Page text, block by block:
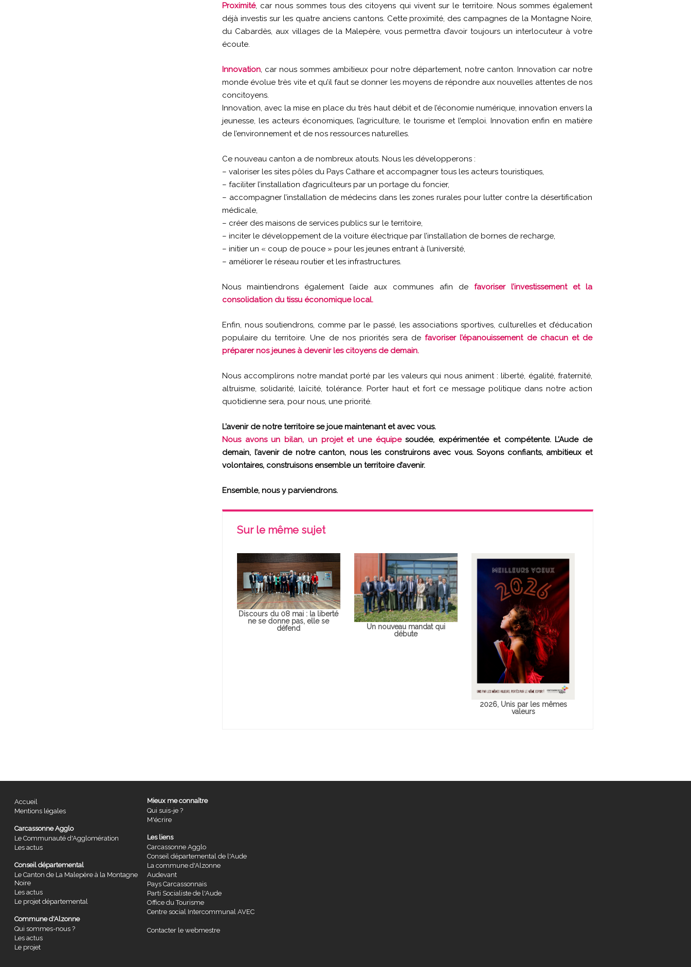
Proximité, car nous sommes tous des citoyens qui vivent sur le territoire. Nous sommes également
déjà investis sur les quatre anciens cantons. Cette proximité, des campagnes de la Montagne Noire,
du Cabardès, aux villages de la Malepère, vous permettra d’avoir toujours un interlocuteur à votre
écoute.
Innovation, car nous sommes ambitieux pour notre département, notre canton. Innovation car notre
monde évolue très vite et qu’il faut se donner les moyens de répondre aux nouvelles attentes de nos
concitoyens.
Innovation, avec la mise en place du très haut débit et de l’économie numérique, innovation envers la
jeunesse, les acteurs économiques, l’agriculture, le tourisme et l’emploi. Innovation enfin en matière
de l’environnement et de nos ressources naturelles.
Ce nouveau canton a de nombreux atouts. Nous les développerons :
– valoriser les sites pôles du Pays Cathare et accompagner tous les acteurs touristiques,
– faciliter l’installation d’agriculteurs par un portage du foncier,
– accompagner l’installation de médecins dans les zones rurales pour lutter contre la désertification
médicale,
– créer des maisons de services publics sur le territoire,
– inciter le développement de la voiture électrique par l’installation de bornes de recharge,
– initier un « coup de pouce » pour les jeunes entrant à l’université,
– améliorer le réseau routier et les infrastructures.
Nous maintiendrons également l’aide aux communes afin defavoriser l’investissement et la
consolidation du tissu économique local.
Enfin, nous soutiendrons, comme par le passé, les associations sportives, culturelles et d’éducation
populaire du territoire. Une de nos priorités sera defavoriser l’épanouissement de chacun et de
préparer nos jeunes à devenir les citoyens de demain.
Nous accomplirons notre mandat porté par les valeurs qui nous animent : liberté, égalité, fraternité,
altruisme, solidarité, laïcité, tolérance. Porter haut et fort ce message politique dans notre action
quotidienne sera, pour nous, une priorité.
L’avenir de notre territoire se joue maintenant et avec vous.
Nous avons un bilan, un projet et une équipesoudée, expérimentée et compétente. L’Aude de
demain, l’avenir de notre canton, nous les construirons avec vous. Soyons confiants, ambitieux et
volontaires, construisons ensemble un territoire d’avenir.
Ensemble, nous y parviendrons.
Sur le même sujet
Discours du 08 mai : la liberté
ne se donne pas, elle se
défend
Un nouveau mandat qui
débute
2026, Unis par les mêmes
valeurs
Accueil
Mentions légales
Carcassonne Agglo
Le Communauté d'Agglomération
Les actus
Conseil départemental
Le Canton de La Malepère à la Montagne
Noire
Les actus
Le projet départemental
Commune d'Alzonne
Qui sommes-nous ?
Les actus
Le projet
Mieux me connaître
Qui suis-je ?
M'écrire
Les liens
Carcassonne Agglo
Conseil départemental de l'Aude
La commune d'Alzonne
Audevant
Pays Carcassonnais
Parti Socialiste de l'Aude
Office du Tourisme
Centre social Intercommunal AVEC
Contacter le webmestre